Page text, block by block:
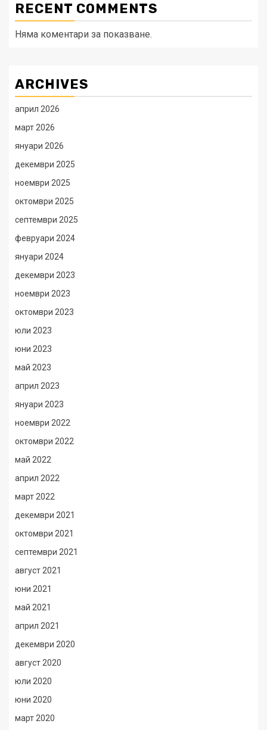
RECENT COMMENTS
Няма коментари за показване.
ARCHIVES
април 2026
март 2026
януари 2026
декември 2025
ноември 2025
октомври 2025
септември 2025
февруари 2024
януари 2024
декември 2023
ноември 2023
октомври 2023
юли 2023
юни 2023
май 2023
април 2023
януари 2023
ноември 2022
октомври 2022
май 2022
април 2022
март 2022
декември 2021
октомври 2021
септември 2021
август 2021
юни 2021
май 2021
април 2021
декември 2020
август 2020
юли 2020
юни 2020
март 2020